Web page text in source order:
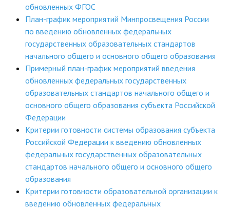
обновленных ФГОС
План-график мероприятий Минпросвещения России
по введению обновленных федеральных
государственных образовательных стандартов
начального общего и основного общего образования
Примерный план-график мероприятий введения
обновленных федеральных государственных
образовательных стандартов начального общего и
основного общего образования субъекта Российской
Федерации
Критерии готовности системы образования субъекта
Российской Федерации к введению обновленных
федеральных государственных образовательных
стандартов начального общего и основного общего
образования
Критерии готовности образовательной организации к
введению обновленных федеральных